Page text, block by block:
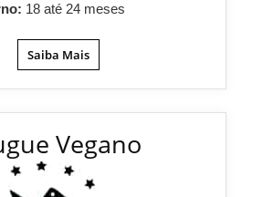
18 até 24 meses
Saiba Mais
Vegano